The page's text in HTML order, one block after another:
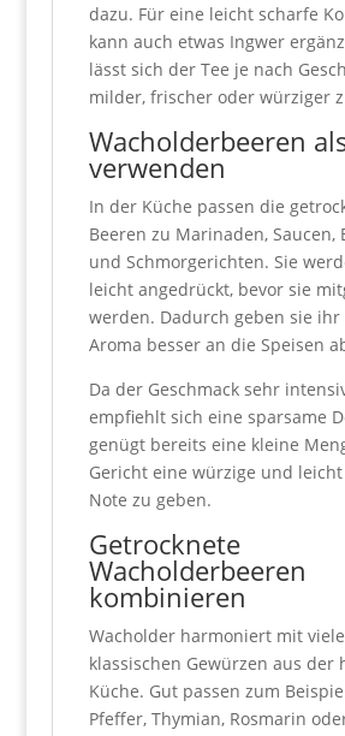
dazu. Für eine leicht scharfe
kann auch etwas Ingwer
lässt sich der Tee je nach
milder, frischer oder würziger
Wacholderbeeren
verwenden
In der Küche passen die
Beeren zu Marinaden, Saucen,
und Schmorgerichten. Sie
leicht angedrückt, bevor sie
werden. Dadurch geben sie ihr
Aroma besser an die Speisen
Da der Geschmack sehr
empfiehlt sich eine sparsame
genügt bereits eine kleine
Gericht eine würzige und
Note zu geben.
Getrocknete
Wacholderbeeren
kombinieren
Wacholder harmoniert mit
klassischen Gewürzen aus der
Küche. Gut passen zum
Pfeffer, Thymian, Rosmarin